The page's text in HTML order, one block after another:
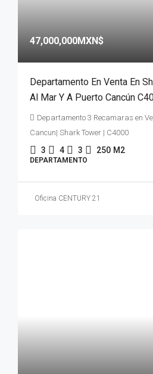
47,000,000MXN$
Departamento En Venta En
Al Mar Y A Puerto Cancún
Departamento 3 Recamaras en
Cancun| Shark Tower | C4000
3 4 3 250 M2
DEPARTAMENTO
Oficina CENTURY 21